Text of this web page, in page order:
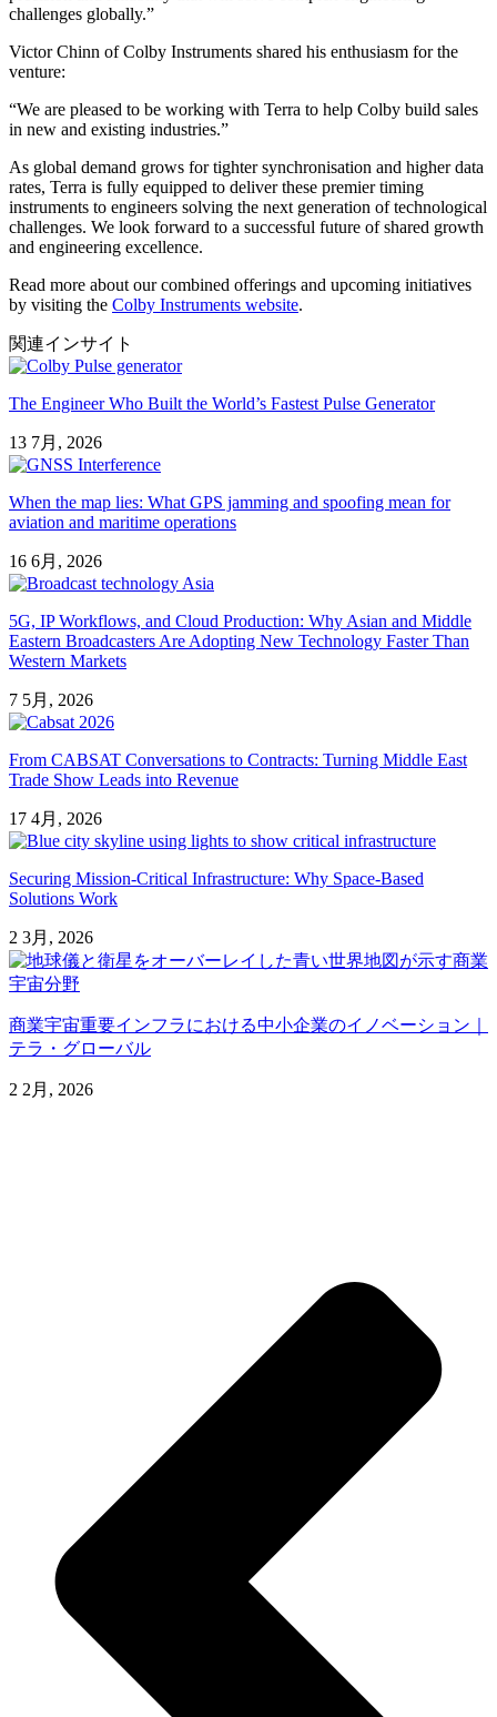
challenges globally.”
Victor Chinn of Colby Instruments shared his enthusiasm for the
venture:
“We are pleased to be working with Terra to help Colby build sales
in new and existing industries.”
As global demand grows for tighter synchronisation and higher data
rates, Terra is fully equipped to deliver these premier timing
instruments to engineers solving the next generation of technological
challenges. We look forward to a successful future of shared growth
and engineering excellence.
Read more about our combined offerings and upcoming initiatives
by visiting the Colby Instruments website.
関連インサイト
The Engineer Who Built the World’s Fastest Pulse Generator
13 7月, 2026
When the map lies: What GPS jamming and spoofing mean for
aviation and maritime operations
16 6月, 2026
5G, IP Workflows, and Cloud Production: Why Asian and Middle
Eastern Broadcasters Are Adopting New Technology Faster Than
Western Markets
7 5月, 2026
From CABSAT Conversations to Contracts: Turning Middle East
Trade Show Leads into Revenue
17 4月, 2026
Securing Mission-Critical Infrastructure: Why Space-Based
Solutions Work
2 3月, 2026
商業宇宙重要インフラにおける中小企業のイノベーション｜
テラ・グローバル
2 2月, 2026